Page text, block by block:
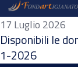
17 Luglio 2026
Disponibili le
1-2026